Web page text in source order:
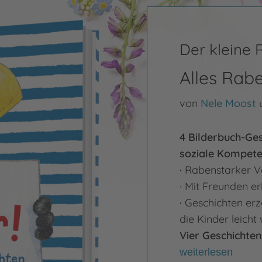
Der kleine
Alles
von Nele Moost
4 Bilderbuch-
soziale
· Rabenstarker
· Mit Freunden
· Geschichten
die Kinder leicht
Vier Geschichten
weiterlesen